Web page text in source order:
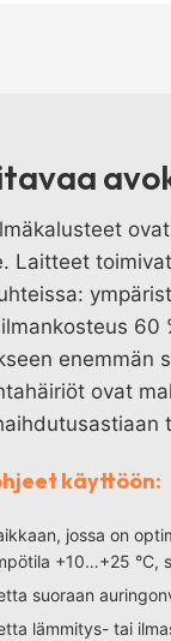
Laitteet
60
enemmän
ovat
käyttöön:
jossa on
+10…+25 °C,
suoraan
lämmitys- tai